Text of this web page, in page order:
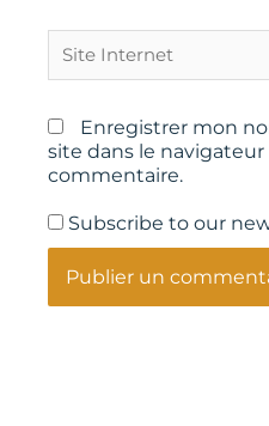
Internet
Enregistrer mon
site dans le
commentaire.
Subscribe to our